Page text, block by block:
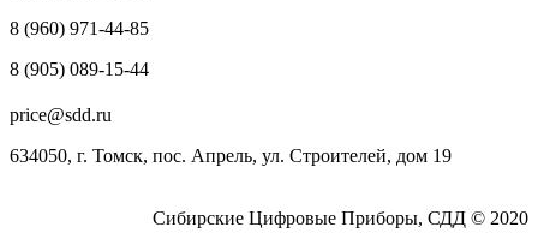
8 (960) 971-44-85
8 (905) 089-15-44
price@sdd.ru
634050, г. Томск, пос. Апрель, ул. Строителей, дом 19
Сибирские Цифровые Приборы, СДД © 2020